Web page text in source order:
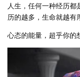
人生，任何一种经历
历的越多，生命就越有
心态的能量，超乎你的